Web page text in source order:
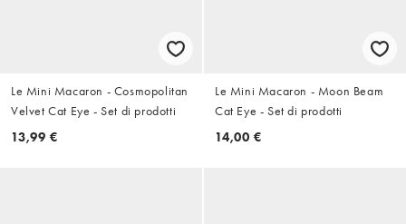
Le Mini Macaron - Cosmopolitan
Velvet Cat Eye - Set di prodotti
13,99 €
Le Mini Macaron - Moon Beam
Cat Eye - Set di prodotti
14,00 €